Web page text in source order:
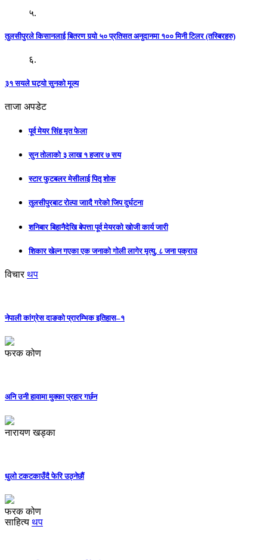
५.
तुलसीपुरले किसानलाई बितरण गर्‍यो ५० प्रतिसत अनुदानमा १०० मिनी टिलर (तस्बिरहरु)
६.
३१ सयले घट्यो सुनको मूल्य
ताजा अपडेट
पूर्व मेयर सिंह मृत फेला
सुन तोलाको ३ लाख १ हजार ७ सय
स्टार फुटबलर मेसीलाई पितृ शोक
तुलसीपुरबाट रोल्पा जाादै गरेको जिप दुर्घटना
शनिबार बिहानैदेखि बेपत्ता पूर्व मेयरको खोजी कार्य जारी
शिकार खेल्न गएका एक जनाको गोली लागेर मृत्यु, ८ जना पक्राउ
विचार थप
नेपाली कांग्रेस दाङको प्रारम्भिक इतिहास–१
फरक कोण
अनि उनी हावामा मुक्का प्रहार गर्छन
नारायण खड्का
धुलो टकटकाउँदै फेरि उठ्नेछौं
फरक कोण
साहित्य थप